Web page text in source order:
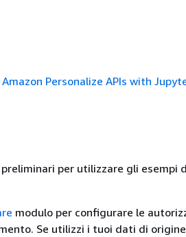
Personalize APIs with
per utilizzare gli esempi
modulo per configurare le
Se utilizzi i tuoi dati di